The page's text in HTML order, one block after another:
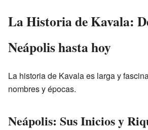
La Historia de Kavala:
Neápolis hasta hoy
La historia de Kavala es larga y
nombres y épocas.
Neápolis: Sus Inicios y